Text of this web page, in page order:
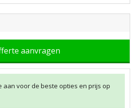
aanvragen
aan voor de beste opties en prijs op